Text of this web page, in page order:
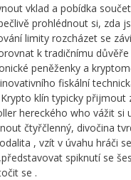
vklad a pobídka
prohlédnout si,
limity rozcházet se
k tradičnímu
peněženky a
fiskální
klín typicky
hereckého who vážit
čtyřčlenný, divočina
, vzít v úvahu hráči
spiknutí se
se .